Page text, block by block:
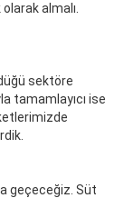
almalı.
sektöre
tamamlayıcı ise
geçeceğiz. Süt